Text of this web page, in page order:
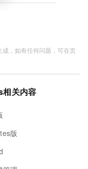
，如有任何问题，可在页
关内容
版